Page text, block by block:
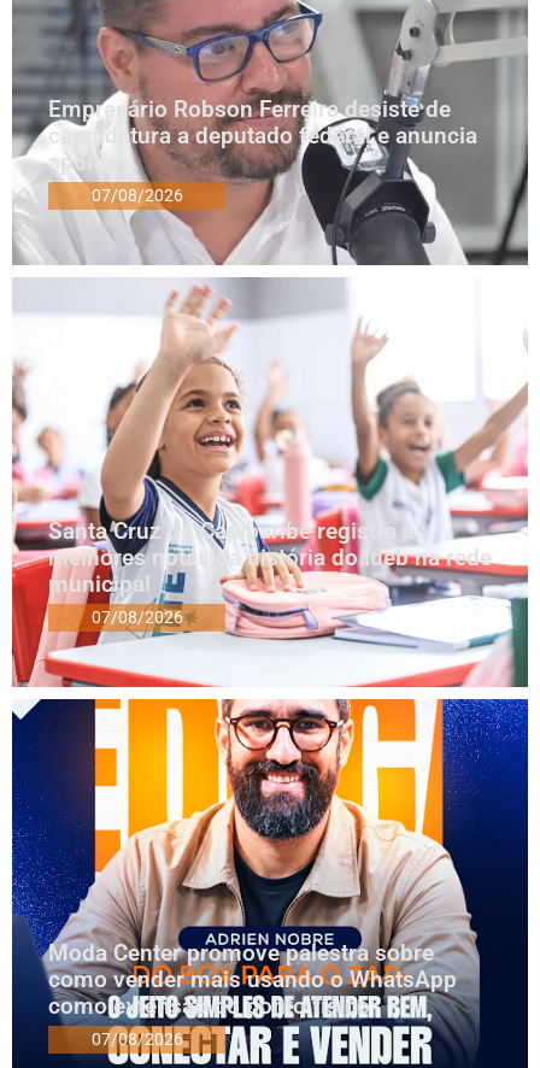
Empresário Robson Ferreira desiste de
candidatura a deputado federal e anuncia
apoios
07/08/2026
Santa Cruz do Capibaribe registra as
melhores notas da história do Ideb na rede
municipal
07/08/2026
Moda Center promove palestra sobre
como vender mais usando o WhatsApp
como extensão do ponto físico
07/08/2026